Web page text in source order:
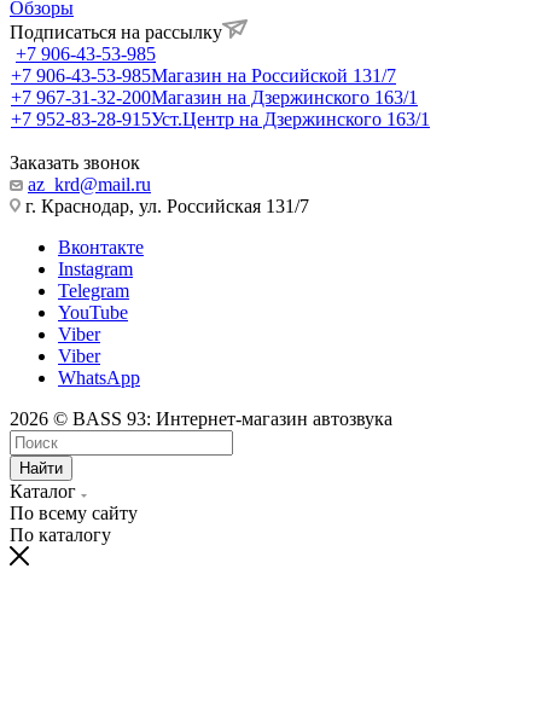
Обзоры
Подписаться на рассылку
+7 906-43-53-985
+7 906-43-53-985Магазин на Российской 131/7
+7 967-31-32-200Магазин на Дзержинского 163/1
+7 952-83-28-915Уст.Центр на Дзержинского 163/1
Заказать звонок
az_krd@mail.ru
г. Краснодар, ул. Российская 131/7
Вконтакте
Instagram
Telegram
YouTube
Viber
Viber
WhatsApp
2026 © BASS 93: Интернет-магазин автозвука
Найти
Каталог
По всему сайту
По каталогу